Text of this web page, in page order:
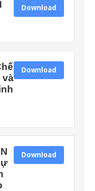
Download
và
Download
Download